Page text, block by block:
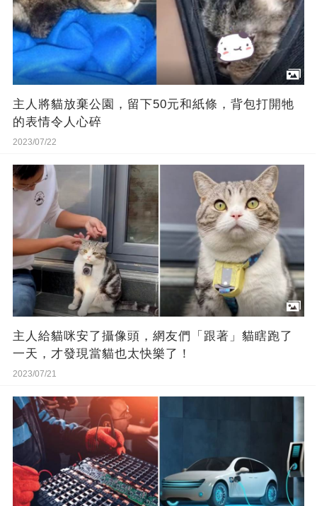
主人將貓放棄公園，留下50元和紙條，背包打開牠
的表情令人心碎
2023/07/22
主人給貓咪安了攝像頭，網友們「跟著」貓瞎跑了
一天，才發現當貓也太快樂了！
2023/07/21